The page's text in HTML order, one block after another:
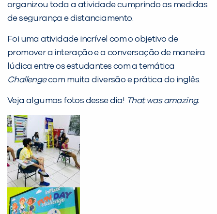
organizou toda a atividade cumprindo as medidas
de segurança e distanciamento.
Foi uma atividade incrível com o objetivo de
promover a interação e a conversação de maneira
lúdica entre os estudantes com a temática
Challengecom muita diversão e prática do inglês.
Veja algumas fotos desse dia! That was amazing.
PEÇA UMA DEMONSTRAÇÃO DE MÉTODO
Não encontramos nenhuma unidade
Preencha com seus dados abaixo e